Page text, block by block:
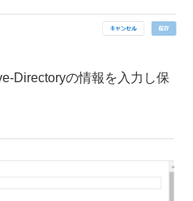
Directoryの情報を入力し保